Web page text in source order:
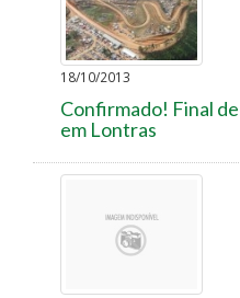
18/10/2013
Confirmado! Final
em Lontras